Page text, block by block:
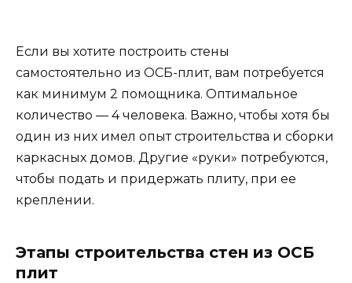
Если вы хотите построить стены
самостоятельно из ОСБ-плит, вам потребуется
как минимум 2 помощника. Оптимальное
количество — 4 человека. Важно, чтобы хотя бы
один из них имел опыт строительства и сборки
каркасных домов. Другие «руки» потребуются,
чтобы подать и придержать плиту, при ее
креплении.
Этапы строительства стен из ОСБ
плит